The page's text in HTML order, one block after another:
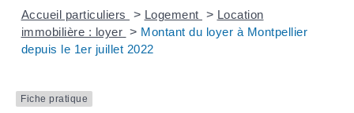
Accueil particuliers > Logement > Location
immobilière : loyer > Montant du loyer à Montpellier
depuis le 1er juillet 2022
Fiche pratique
DECHETS
DOSSIER DE DEMANDE DE SUBVENTION
DEMANDE DE PRÊT DE MATERIEL
FICHE D'ORGANISATION MANIFESTATION